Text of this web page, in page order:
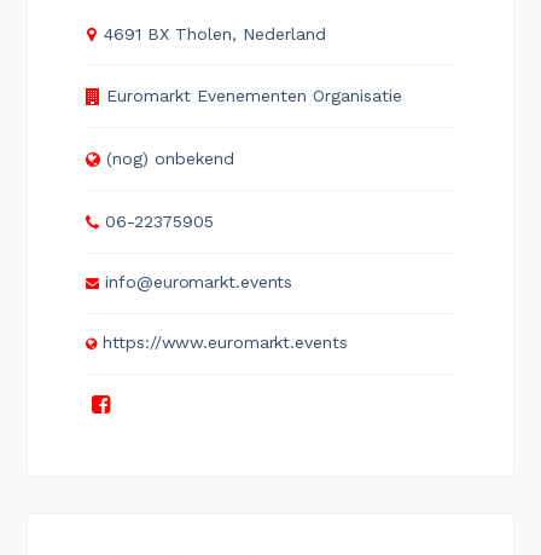
4691 BX Tholen, Nederland
Euromarkt Evenementen Organisatie
(nog) onbekend
06-22375905
info@euromarkt.events
https://www.euromarkt.events